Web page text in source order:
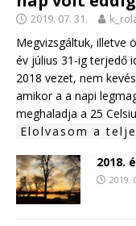
2019. 07. 31.
Megvizsgáltuk, illetve
év július 31-ig terjedő
2018 vezet, nem
amikor a a napi
meghaladja a 25
Elolvasom a
2018.
2019.